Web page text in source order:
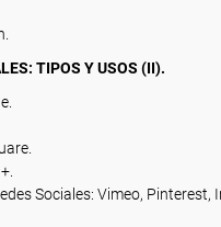
TIPOS Y USOS (II).
Sociales: Vimeo, Pinterest,